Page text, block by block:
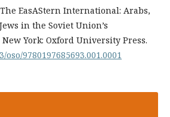
EasAStern International: Arabs,
in the Soviet Union’s
York: Oxford University Press.
9780197685693.001.0001